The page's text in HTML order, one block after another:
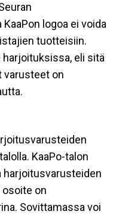
logoa ei voida
tuotteisiin.
harjoituksissa, eli sitä
varusteet on
KaaPo-talon
harjoitusvarusteiden
osoite on
Sovittamassa voi